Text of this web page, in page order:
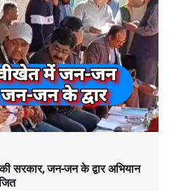
सरकार, जन-जन के द्वार अभियान